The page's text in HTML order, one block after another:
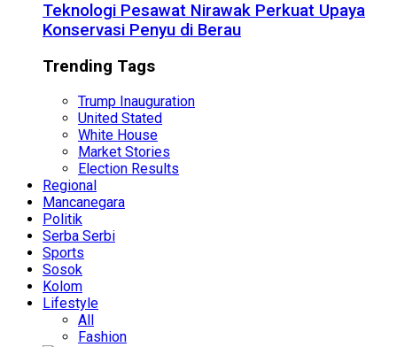
Teknologi Pesawat Nirawak Perkuat Upaya
Konservasi Penyu di Berau
Trending Tags
Trump Inauguration
United Stated
White House
Market Stories
Election Results
Regional
Mancanegara
Politik
Serba Serbi
Sports
Sosok
Kolom
Lifestyle
All
Fashion